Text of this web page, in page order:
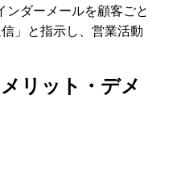
ダーメールを顧客ごと
」と指示し、営業活動
リット・デメ